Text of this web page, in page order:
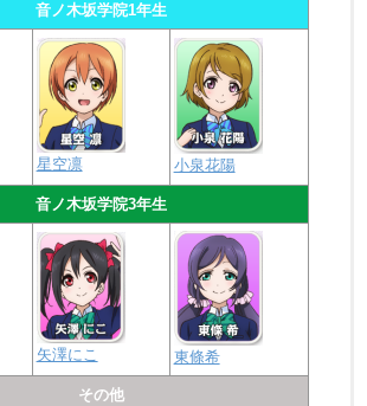
音ノ木坂学院1年生
星空凛 小泉花陽
音ノ木坂学院3年生
矢澤にこ 東條希
その他